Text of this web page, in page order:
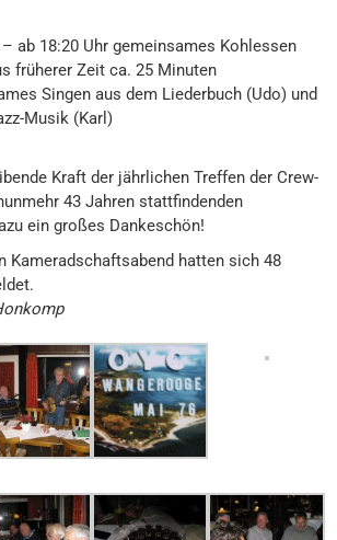
ab 18:20 Uhr gemeinsames Kohlessen
früherer Zeit ca. 25 Minuten
Singen aus dem Liederbuch (Udo) und
Musik (Karl)
Kraft der jährlichen Treffen der Crew-
43 Jahren stattfindenden
ein großes Dankeschön!
Kameradschaftsabend hatten sich 48